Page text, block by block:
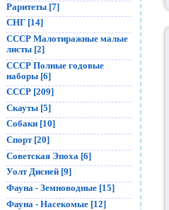
Раритеты [7]
СНГ [14]
СССР Малотиражные малые
листы [2]
СССР Полные годовые
наборы [6]
СССР [209]
Скауты [5]
Собаки [10]
Спорт [20]
Советская Эпоха [6]
Уолт Дисней [9]
Фауна - Земноводные [15]
Фауна - Насекомые [12]